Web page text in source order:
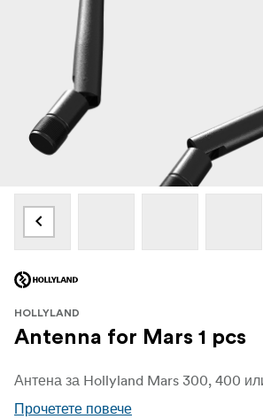
HOLLYLAND
Antenna for Mars 1 pcs
Антена за Hollyland Mars 300, 400
Прочетете повече